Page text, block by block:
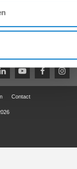
Contact